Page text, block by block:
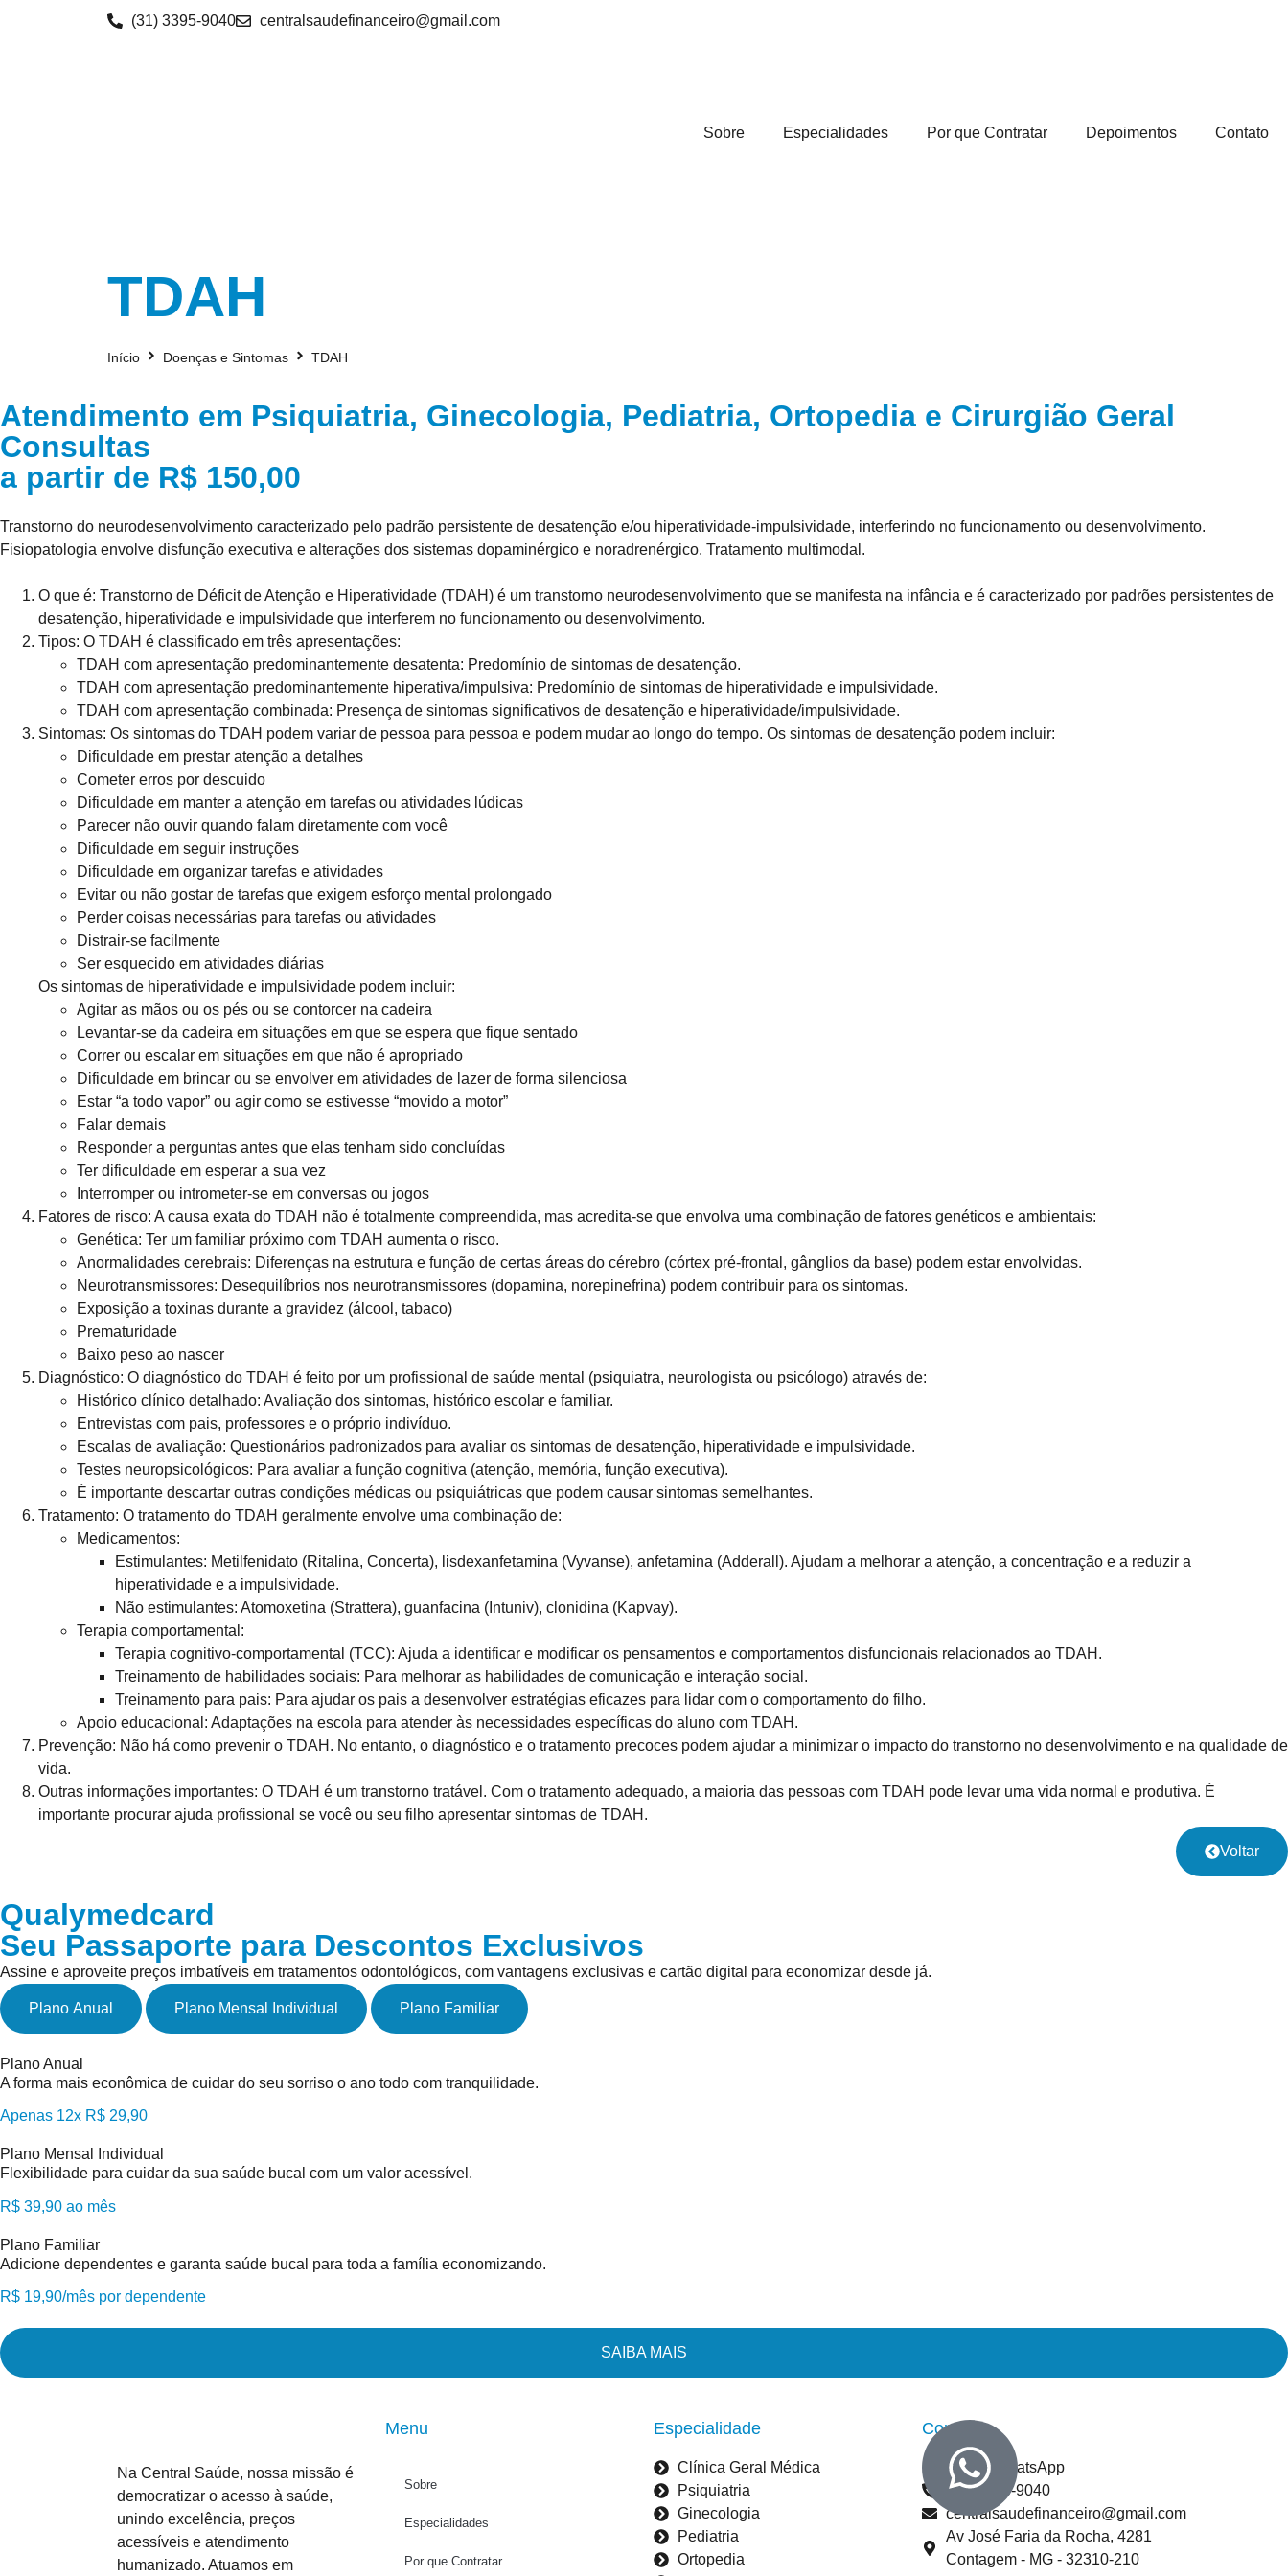
(31) 3395-9040 centralsaudefinanceiro@gmail.com
Sobre Especialidades Por que Contratar Depoimentos Contato
TDAH
Início Doenças e Sintomas TDAH
Atendimento em Psiquiatria, Ginecologia, Pediatria, Ortopedia e Cirurgião Geral
Consultas
a partir de R$ 150,00
Transtorno do neurodesenvolvimento caracterizado pelo padrão persistente de desatenção e/ou hiperatividade-impulsividade, interferindo no funcionamento ou desenvolvimento.
Fisiopatologia envolve disfunção executiva e alterações dos sistemas dopaminérgico e noradrenérgico. Tratamento multimodal.
O que é: Transtorno de Déficit de Atenção e Hiperatividade (TDAH) é um transtorno neurodesenvolvimento que se manifesta na infância e é caracterizado por padrões persistentes de
desatenção, hiperatividade e impulsividade que interferem no funcionamento ou desenvolvimento.
Tipos: O TDAH é classificado em três apresentações:
TDAH com apresentação predominantemente desatenta: Predomínio de sintomas de desatenção.
TDAH com apresentação predominantemente hiperativa/impulsiva: Predomínio de sintomas de hiperatividade e impulsividade.
TDAH com apresentação combinada: Presença de sintomas significativos de desatenção e hiperatividade/impulsividade.
Sintomas: Os sintomas do TDAH podem variar de pessoa para pessoa e podem mudar ao longo do tempo. Os sintomas de desatenção podem incluir:
Dificuldade em prestar atenção a detalhes
Cometer erros por descuido
Dificuldade em manter a atenção em tarefas ou atividades lúdicas
Parecer não ouvir quando falam diretamente com você
Dificuldade em seguir instruções
Dificuldade em organizar tarefas e atividades
Evitar ou não gostar de tarefas que exigem esforço mental prolongado
Perder coisas necessárias para tarefas ou atividades
Distrair-se facilmente
Ser esquecido em atividades diárias
Os sintomas de hiperatividade e impulsividade podem incluir:
Agitar as mãos ou os pés ou se contorcer na cadeira
Levantar-se da cadeira em situações em que se espera que fique sentado
Correr ou escalar em situações em que não é apropriado
Dificuldade em brincar ou se envolver em atividades de lazer de forma silenciosa
Estar “a todo vapor” ou agir como se estivesse “movido a motor”
Falar demais
Responder a perguntas antes que elas tenham sido concluídas
Ter dificuldade em esperar a sua vez
Interromper ou intrometer-se em conversas ou jogos
Fatores de risco: A causa exata do TDAH não é totalmente compreendida, mas acredita-se que envolva uma combinação de fatores genéticos e ambientais:
Genética: Ter um familiar próximo com TDAH aumenta o risco.
Anormalidades cerebrais: Diferenças na estrutura e função de certas áreas do cérebro (córtex pré-frontal, gânglios da base) podem estar envolvidas.
Neurotransmissores: Desequilíbrios nos neurotransmissores (dopamina, norepinefrina) podem contribuir para os sintomas.
Exposição a toxinas durante a gravidez (álcool, tabaco)
Prematuridade
Baixo peso ao nascer
Diagnóstico: O diagnóstico do TDAH é feito por um profissional de saúde mental (psiquiatra, neurologista ou psicólogo) através de:
Histórico clínico detalhado: Avaliação dos sintomas, histórico escolar e familiar.
Entrevistas com pais, professores e o próprio indivíduo.
Escalas de avaliação: Questionários padronizados para avaliar os sintomas de desatenção, hiperatividade e impulsividade.
Testes neuropsicológicos: Para avaliar a função cognitiva (atenção, memória, função executiva).
É importante descartar outras condições médicas ou psiquiátricas que podem causar sintomas semelhantes.
Tratamento: O tratamento do TDAH geralmente envolve uma combinação de:
Medicamentos:
Estimulantes: Metilfenidato (Ritalina, Concerta), lisdexanfetamina (Vyvanse), anfetamina (Adderall). Ajudam a melhorar a atenção, a concentração e a reduzir a
hiperatividade e a impulsividade.
Não estimulantes: Atomoxetina (Strattera), guanfacina (Intuniv), clonidina (Kapvay).
Terapia comportamental:
Terapia cognitivo-comportamental (TCC): Ajuda a identificar e modificar os pensamentos e comportamentos disfuncionais relacionados ao TDAH.
Treinamento de habilidades sociais: Para melhorar as habilidades de comunicação e interação social.
Treinamento para pais: Para ajudar os pais a desenvolver estratégias eficazes para lidar com o comportamento do filho.
Apoio educacional: Adaptações na escola para atender às necessidades específicas do aluno com TDAH.
Prevenção: Não há como prevenir o TDAH. No entanto, o diagnóstico e o tratamento precoces podem ajudar a minimizar o impacto do transtorno no desenvolvimento e na qualidade de
vida.
Outras informações importantes: O TDAH é um transtorno tratável. Com o tratamento adequado, a maioria das pessoas com TDAH pode levar uma vida normal e produtiva. É
importante procurar ajuda profissional se você ou seu filho apresentar sintomas de TDAH.
Voltar
Qualymedcard
Seu Passaporte para Descontos Exclusivos
Assine e aproveite preços imbatíveis em tratamentos odontológicos, com vantagens exclusivas e cartão digital para economizar desde já.
Plano Anual Plano Mensal Individual Plano Familiar
Plano Anual
A forma mais econômica de cuidar do seu sorriso o ano todo com tranquilidade.
Apenas 12x R$ 29,90
Plano Mensal Individual
Flexibilidade para cuidar da sua saúde bucal com um valor acessível.
R$ 39,90 ao mês
Plano Familiar
Adicione dependentes e garanta saúde bucal para toda a família economizando.
R$ 19,90/mês por dependente
SAIBA MAIS
Na Central Saúde, nossa missão é
democratizar o acesso à saúde,
unindo excelência, preços
acessíveis e atendimento
humanizado. Atuamos em
Menu
Sobre
Especialidades
Por que Contratar
Especialidade
Clínica Geral Médica
Psiquiatria
Ginecologia
Pediatria
Ortopedia
Contato
Enviar WhatsApp
(31) 3395-9040
centralsaudefinanceiro@gmail.com
Av José Faria da Rocha, 4281
Contagem - MG - 32310-210